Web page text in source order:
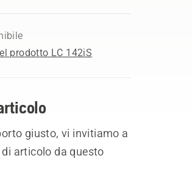
prodotto LC 142iS
giusto, vi invitiamo a
articolo da questo